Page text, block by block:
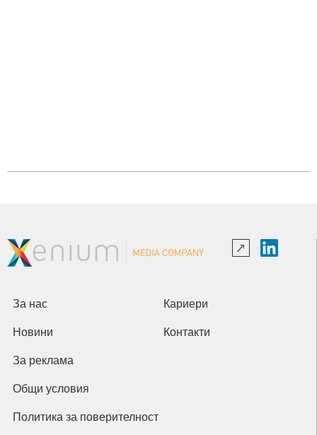
За нас Кариери
Новини Контакти
За реклама
Общи условия
Политика за поверителност